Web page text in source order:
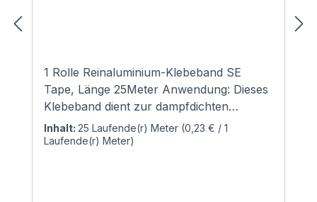
1 Rolle Reinaluminium-Klebeband SE
Tape, Länge 25Meter Anwendung: Dieses
Klebeband dient zur dampfdichten
Verklebung und Ummantelung von
alukaschierten Dämmstoffen in den
Inhalt: 25 Laufende(r) Meter (0,23 € / 1
Laufende(r) Meter)